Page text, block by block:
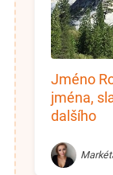
Jméno
jména,
dalšího